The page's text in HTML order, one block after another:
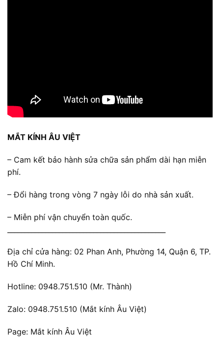
MẮT KÍNH ÂU VIỆT
– Cam kết bảo hành sửa chữa sản phẩm dài hạn miễn
phí.
– Đổi hàng trong vòng 7 ngày lỗi do nhà sản xuất.
– Miễn phí vận chuyển toàn quốc.
Địa chỉ cửa hàng: 02 Phan Anh, Phường 14, Quận 6, TP.
Hồ Chí Minh.
Hotline: 0948.751.510 (Mr. Thành)
Zalo: 0948.751.510 (Mắt kính Âu Việt)
Page: Mắt kính Âu Việt